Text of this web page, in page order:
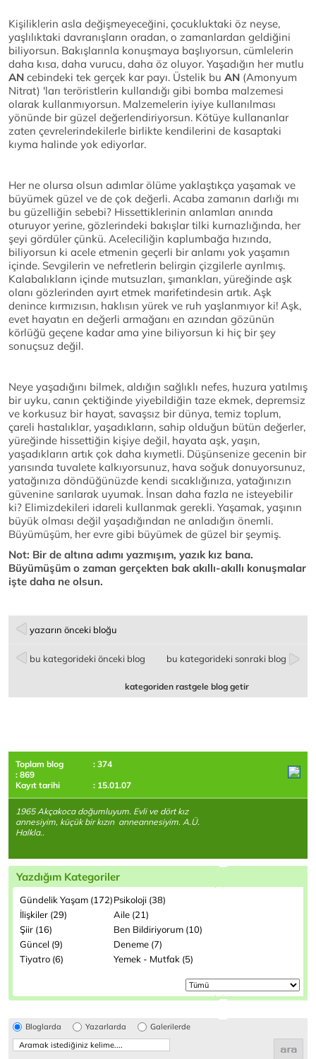
Kişiliklerin asla değişmeyeceğini, çocukluktaki öz neyse,
yaşlılıktaki davranışların oradan, o zamanlardan geldiğini
biliyorsun. Bakışlarınla konuşmaya başlıyorsun, cümlelerin
daha kısa, daha vurucu, daha öz oluyor. Yaşadığın her mutlu
AN cebindeki tek gerçek kar payı. Üstelik bu AN (Amonyum
Nitrat) 'ları teröristlerin kullandığı gibi bomba malzemesi
olarak kullanmıyorsun. Malzemelerin iyiye kullanılması
yönünde bir güzel değerlendiriyorsun. Kötüye kullananlar
zaten çevrelerindekilerle birlikte kendilerini de kasaptaki
kıyma halinde yok ediyorlar.
Her ne olursa olsun adımlar ölüme yaklaştıkça yaşamak ve
büyümek güzel ve de çok değerli. Acaba zamanın darlığı mı
bu güzelliğin sebebi? Hissettiklerinin anlamları anında
oturuyor yerine, gözlerindeki bakışlar tilki kurnazlığında, her
şeyi gördüler çünkü. Aceleciliğin kaplumbağa hızında,
biliyorsun ki acele etmenin geçerli bir anlamı yok yaşamın
içinde. Sevgilerin ve nefretlerin belirgin çizgilerle ayrılmış.
Kalabalıkların içinde mutsuzları, şımarıkları, yüreğinde aşk
olanı gözlerinden ayırt etmek marifetindesin artık. Aşk
denince kırmızısın, haklısın yürek ve ruh yaşlanmıyor ki! Aşk,
evet hayatın en değerli armağanı en azından gözünün
körlüğü geçene kadar ama yine biliyorsun ki hiç bir şey
sonuçsuz değil.
Neye yaşadığını bilmek, aldığın sağlıklı nefes, huzura yatılmış
bir uyku, canın çektiğinde yiyebildiğin taze ekmek, depremsiz
ve korkusuz bir hayat, savaşsız bir dünya, temiz toplum,
çareli hastalıklar, yaşadıkların, sahip olduğun bütün değerler,
yüreğinde hissettiğin kişiye değil, hayata aşk, yaşın,
yaşadıkların artık çok daha kıymetli. Düşünsenize gecenin bir
yarısında tuvalete kalkıyorsunuz, hava soğuk donuyorsunuz,
yatağınıza döndüğünüzde kendi sıcaklığınıza, yatağınızın
güvenine sarılarak uyumak. İnsan daha fazla ne isteyebilir
ki? Elimizdekileri idareli kullanmak gerekli. Yaşamak, yaşının
büyük olması değil yaşadığından ne anladığın önemli.
Büyümüşüm, her evre gibi büyümek de güzel bir şeymiş.
Not: Bir de altına adımı yazmışım, yazık kız bana.
Büyümüşüm o zaman gerçekten bak akıllı-akıllı konuşmalar
işte daha ne olsun.
yazarın önceki bloğu
bu kategorideki önceki blog bu kategorideki sonraki blog
kategoriden rastgele blog getir
Toplam blog
: 374
: 869
Kayıt tarihi
: 15.01.07
1965 Akçakoca doğumluyum. Evli ve dört kız
annesiyim, küçük bir kızın anneannesiyim. A.Ü.
Halkla..
Yazdığım Kategoriler
Gündelik Yaşam (172)Psikoloji (38)
İlişkiler (29)
Aile (21)
Şiir (16)
Ben Bildiriyorum (10)
Güncel (9)
Deneme (7)
Tiyatro (6)
Yemek - Mutfak (5)
Bloglarda Yazarlarda Galerilerde